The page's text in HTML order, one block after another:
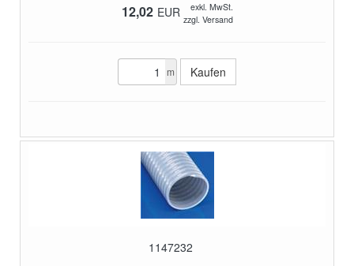
12,02 EUR
exkl. MwSt.
zzgl. Versand
m
1147232